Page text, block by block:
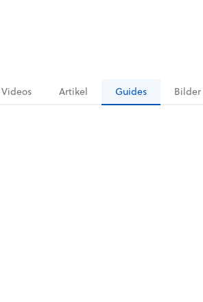
Videos Artikel Guides Bilder